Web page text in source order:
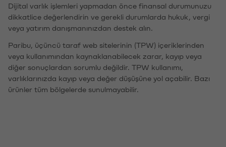
Dijital varlık işlemleri yapmadan önce finansal durumunuzu
dikkatlice değerlendirin ve gerekli durumlarda hukuk, vergi
veya yatırım danışmanınızdan destek alın.
Paribu, üçüncü taraf web sitelerinin (TPW) içeriklerinden
veya kullanımından kaynaklanabilecek zarar, kayıp veya
diğer sonuçlardan sorumlu değildir. TPW kullanımı,
varlıklarınızda kayıp veya değer düşüşüne yol açabilir. Bazı
ürünler tüm bölgelerde sunulmayabilir.